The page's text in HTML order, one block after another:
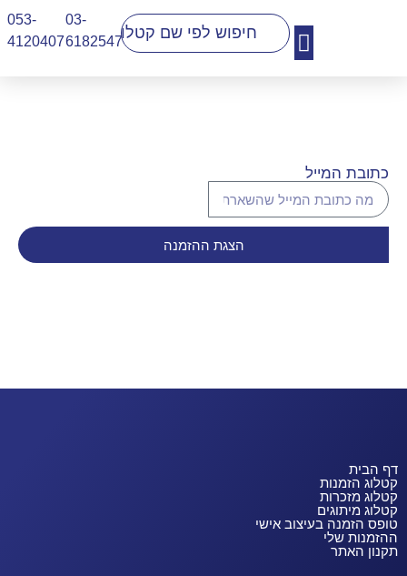
03-
6182547
053-
4120407​
כתובת המייל
הצגת ההזמנה
דף הבית
קטלוג הזמנות
קטלוג מזכרות
קטלוג מיתוגים
טופס הזמנה בעיצוב אישי
ההזמנות שלי
תקנון האתר